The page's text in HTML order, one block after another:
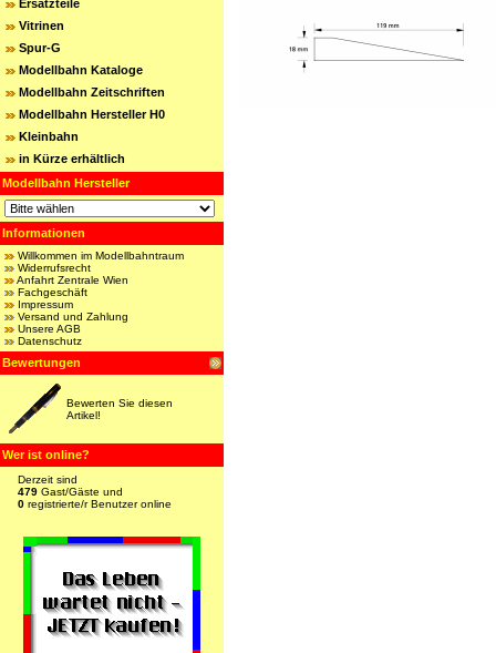
Ersatzteile
Vitrinen
Spur-G
Modellbahn Kataloge
Modellbahn Zeitschriften
Modellbahn Hersteller H0
Kleinbahn
in Kürze erhältlich
Modellbahn Hersteller
Informationen
Willkommen im Modellbahntraum
Widerrufsrecht
Anfahrt Zentrale Wien
Fachgeschäft
Impressum
Versand und Zahlung
Unsere AGB
Datenschutz
Bewertungen
Bewerten Sie diesen
Artikel!
Wer ist online?
Derzeit sind
479 Gast/Gäste und
0 registrierte/r Benutzer online